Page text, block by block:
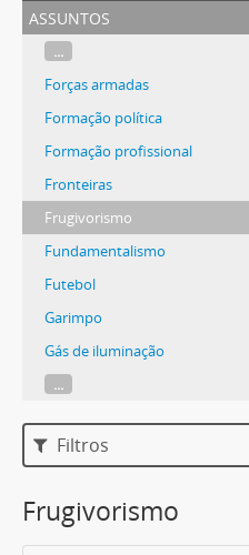
assuntos
...
Forças armadas
Formação política
Formação profissional
Fronteiras
Frugivorismo
Fundamentalismo
Futebol
Garimpo
Gás de iluminação
...
Filtros
Frugivorismo